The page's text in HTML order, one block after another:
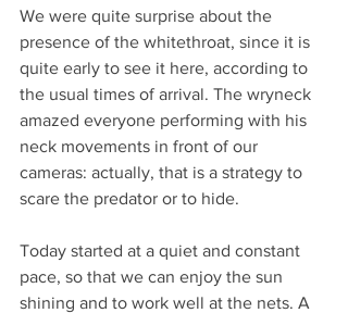
We were quite surprise about the
presence of the whitethroat, since it is
quite early to see it here, according to
the usual times of arrival. The wryneck
amazed everyone performing with his
neck movements in front of our
cameras: actually, that is a strategy to
scare the predator or to hide.
Today started at a quiet and constant
pace, so that we can enjoy the sun
shining and to work well at the nets. A